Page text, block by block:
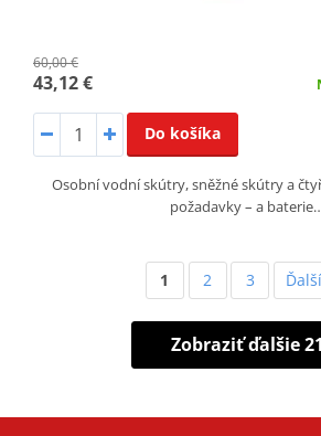
60,00 €
43,12 €
Do košíka
Osobní vodní skútry, sněžné skútry a
požadavky – a
1 2 3 Ďalší
Zobraziť ďalšie 21